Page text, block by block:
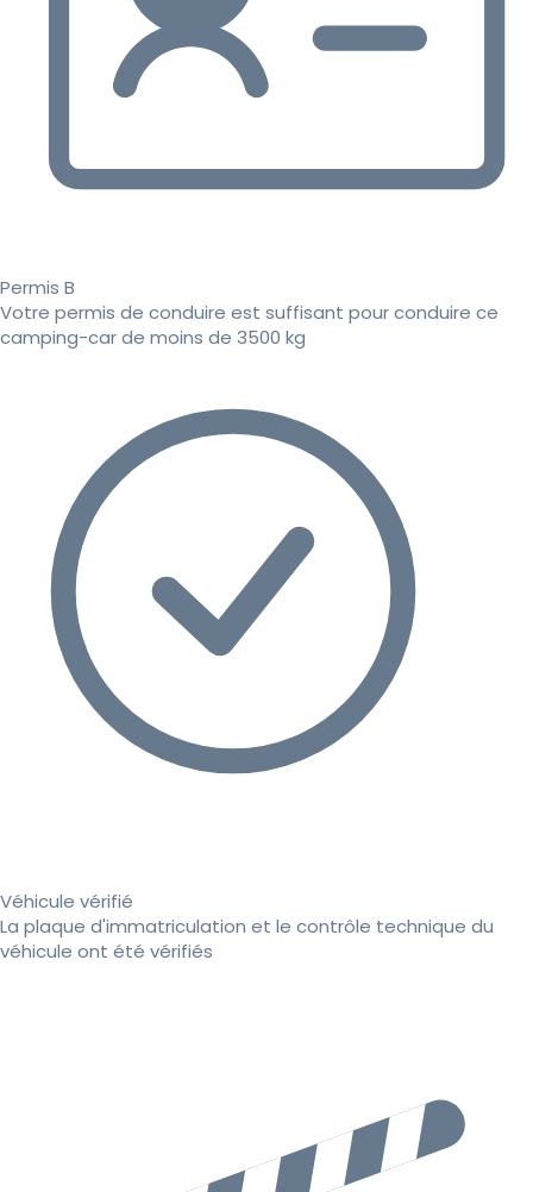
Permis B
Votre permis de conduire est suffisant pour conduire ce
camping-car de moins de 3500 kg
Véhicule vérifié
La plaque d'immatriculation et le contrôle technique du
véhicule ont été vérifiés